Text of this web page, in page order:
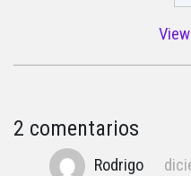
2 comentarios
Rodrigo